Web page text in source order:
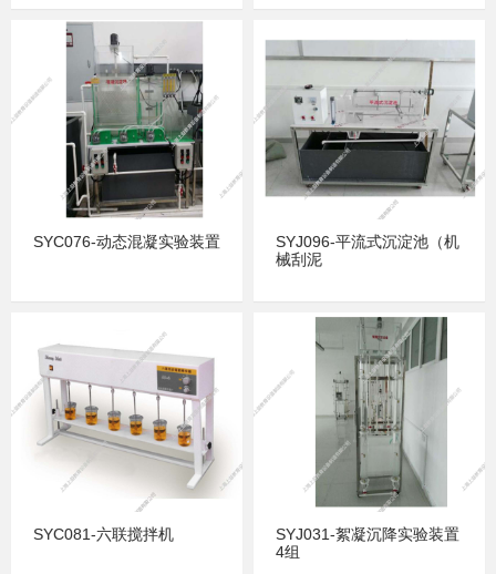
SYC076-动态混凝实验装置
SYJ096-平流式沉淀池（机
械刮泥
SYC081-六联搅拌机
SYJ031-絮凝沉降实验装置
4组